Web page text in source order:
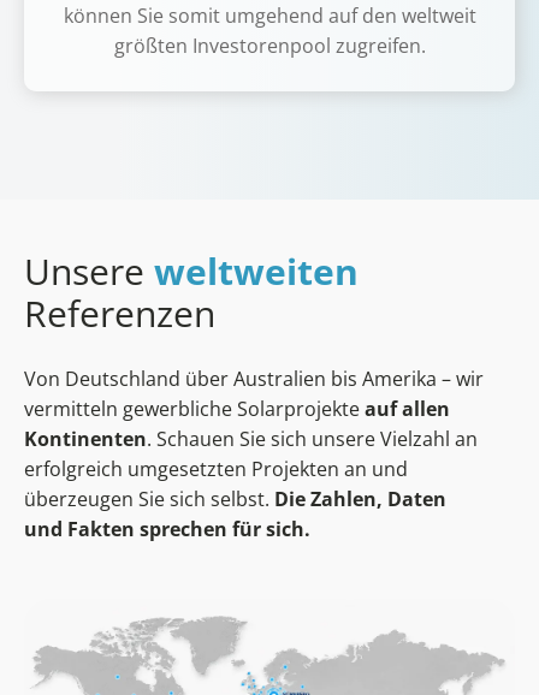
können Sie somit umgehend auf den weltweit
größten Investorenpool zugreifen.
Unsere weltweiten
Referenzen
Von Deutschland über Australien bis Amerika – wir
vermitteln gewerbliche Solarprojekteauf allen
Kontinenten. Schauen Sie sich unsere Vielzahl an
erfolgreich umgesetzten Projekten an und
überzeugen Sie sich selbst. Die Zahlen, Daten
und Fakten sprechen für sich.